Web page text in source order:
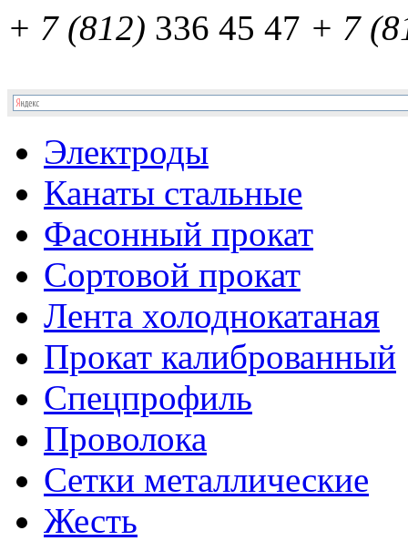
+ 7 (812) 336 45 47 + 7
Электроды
Канаты стальные
Фасонный прокат
Сортовой прокат
Лента холоднокатаная
Прокат калиброванный
Спецпрофиль
Проволока
Сетки металлические
Жесть